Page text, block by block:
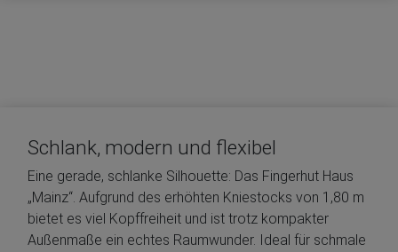
Schlank, modern und flexibel
Eine gerade, schlanke Silhouette: Das Fingerhut Haus
„Mainz“. Aufgrund des erhöhten Kniestocks von 1,80 m
bietet es viel Kopffreiheit und ist trotz kompakter
Außenmaße ein echtes Raumwunder. Ideal für schmale